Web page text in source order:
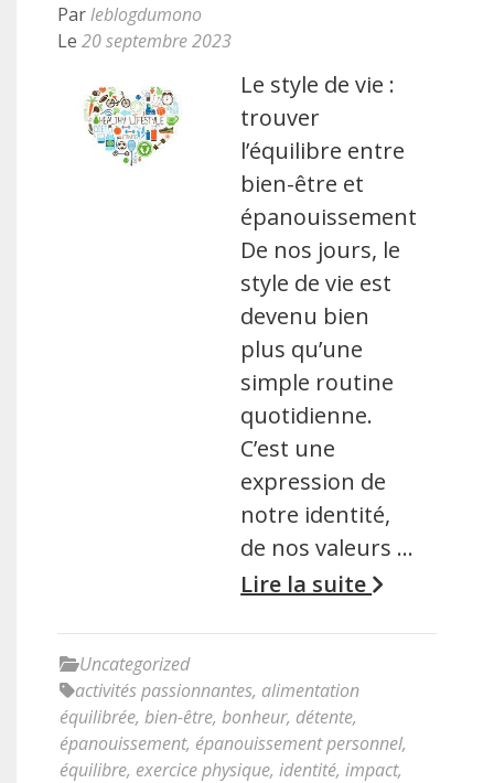
Parleblogdumono
Le 20 septembre 2023
Le style de vie :
trouver
l’équilibre entre
bien-être et
épanouissement
De nos jours, le
style de vie est
devenu bien
plus qu’une
simple routine
quotidienne.
C’est une
expression de
notre identité,
de nos valeurs …
Lire la suite
Uncategorized
activités passionnantes, alimentation
équilibrée, bien-être, bonheur, détente,
épanouissement, épanouissement personnel,
équilibre, exercice physique, identité, impact,